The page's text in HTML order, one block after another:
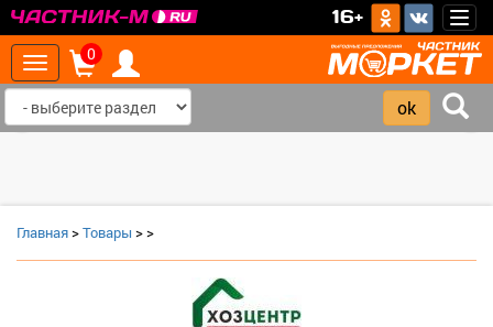
16+
Toggle
navigation
0
Главная>Товары >>
‹ ›